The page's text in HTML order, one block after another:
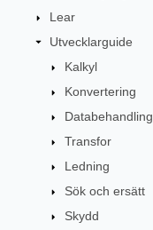
Lear
Utvecklarguide
Kalkyl
Konvertering
Databehandling
Transfor
Ledning
Sök och ersätt
Skydd